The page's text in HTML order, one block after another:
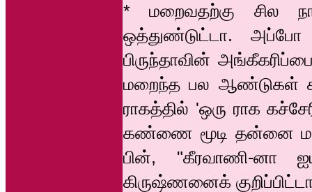
* மறைவதற்கு சில
ஒத்துண்டுட்டா. அப்போ
பிருந்தாவின்
மறைந்த பல ஆண்டுகள்
ராகத்தில் 'ஒரு ராக
கண்ணை மூடி தன்னை
பின், "கீரவாணி-னா
கிருஷ்ணனைக்